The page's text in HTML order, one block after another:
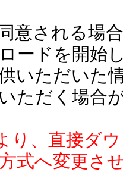
意される場
ードを開始
いただいた
ただく場合
り、直接ダ
式へ変更さ